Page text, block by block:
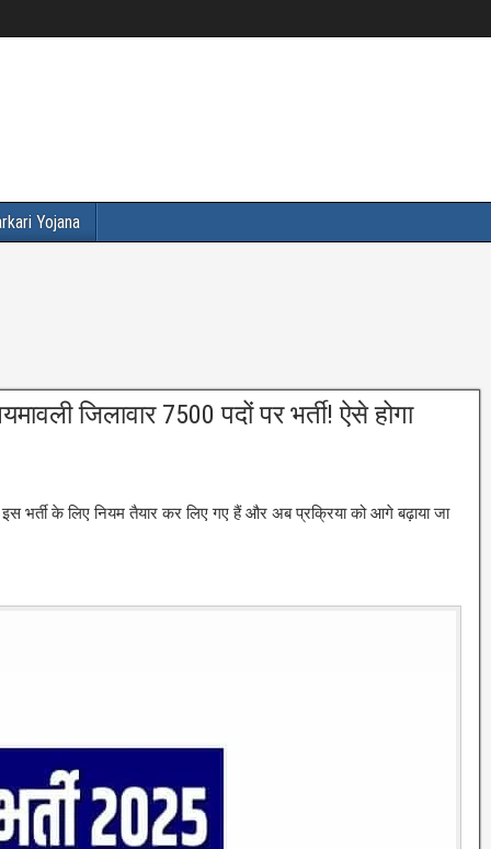
Yojana
जिलावार 7500 पदों पर भर्ती! ऐसे होगा
भर्ती के लिए नियम तैयार कर लिए गए हैं और अब प्रक्रिया को आगे बढ़ाया जा